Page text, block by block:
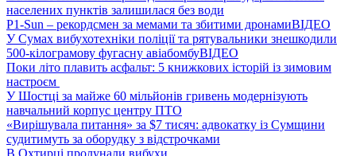
населених пунктів залишилася без води
P1-Sun – рекордсмен за мемами та збитими дронамиВІДЕО
У Сумах вибухотехніки поліції та рятувальники знешкодили
500-кілограмову фугасну авіабомбуВІДЕО
Поки літо плавить асфальт: 5 книжкових історій із зимовим
настроєм
У Шостці за майже 60 мільйонів гривень модернізують
навчальний корпус центру ПТО
«Вирішувала питання» за $7 тисяч: адвокатку із Сумщини
судитимуть за оборудку з відстрочками
В Охтирці пролунали вибухи